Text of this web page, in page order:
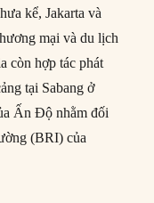
kể, Jakarta và
mại và du lịch
còn hợp tác phát
tại Sabang ở
Ấn Độ nhằm đối
(BRI) của